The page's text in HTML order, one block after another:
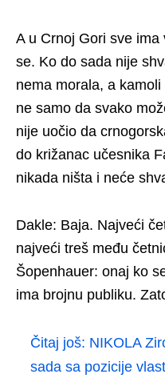
A u Crnoj Gori sve
se. Ko do sada nije
nema morala, a
ne samo da svako
nije uočio da
do križanac učesnika
nikada ništa i neće
Dakle: Baja. Najveći
najveći treš među
Šopenhauer: onaj ko
ima brojnu publiku.
Čitaj još: NIKOLA
sada sa pozicije